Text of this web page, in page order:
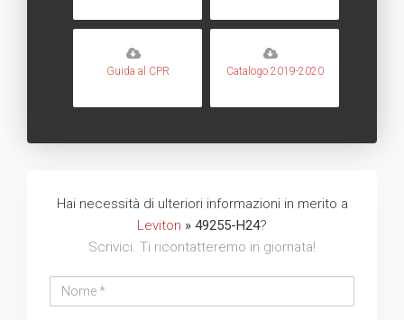
Guida al CPR Catalogo 2019-2020
Hai necessità di ulteriori informazioni in merito a
Leviton » 49255-H24?
Scrivici. Ti ricontatteremo in giornata!